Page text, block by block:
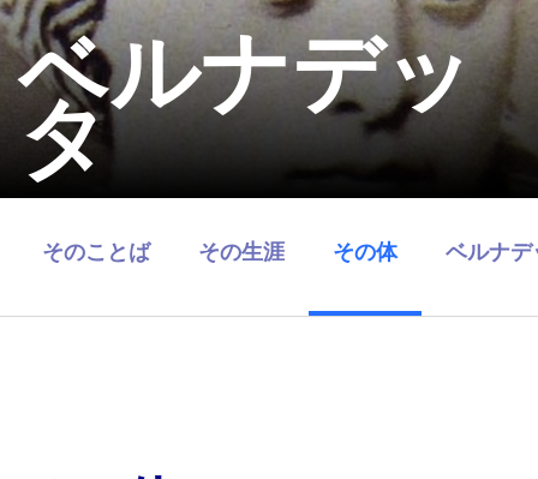
ベルナデッ
タ
そのことば その生涯 その体 ベルナデ